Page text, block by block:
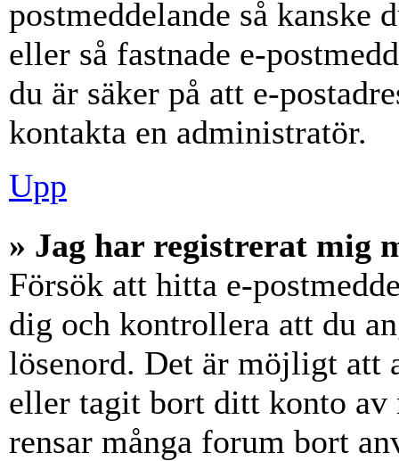
postmeddelande så kanske
eller så fastnade e-
du är säker på att e-
kontakta en administratör.
Upp
» Jag har registrerat mig
Försök att hitta e-
dig och kontrollera att du
lösenord. Det är möjligt att
eller tagit bort ditt konto av
rensar många forum bort